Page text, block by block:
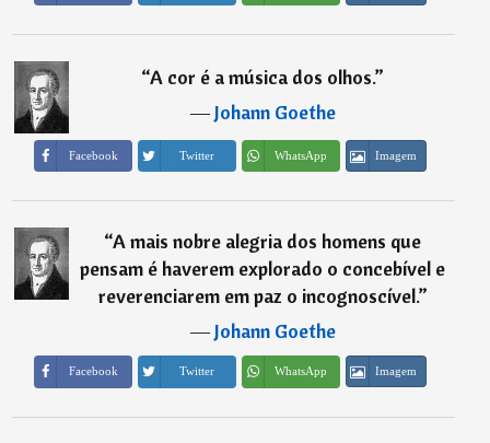
“A cor é a música dos olhos.”
―Johann Goethe
Facebook Twitter WhatsApp Imagem
“A mais nobre alegria dos homens que
pensam é haverem explorado o concebível e
reverenciarem em paz o incognoscível.”
―Johann Goethe
Facebook Twitter WhatsApp Imagem